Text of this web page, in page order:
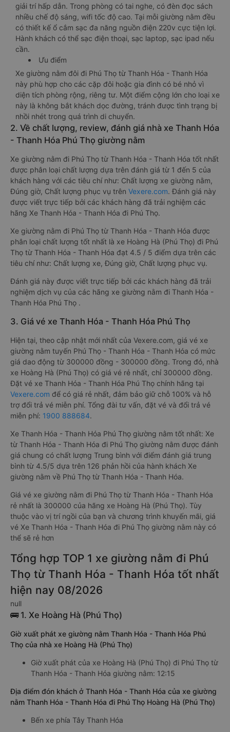
giải trí hấp dẫn. Trong phòng có tai nghe, có đèn đọc sách
nhiều chế độ sáng, wifi tốc độ cao. Tại mỗi giường nằm đều
có thiết kế ổ cắm sạc đa năng nguồn điện 220v cực tiện lợi.
Hành khách có thể sạc điện thoại, sạc laptop, sạc ipad nếu
cần.
Ưu điểm
Xe giường nằm đôi đi Phú Thọ từ Thanh Hóa - Thanh Hóa
này phù hợp cho các cặp đôi hoặc gia đình có bé nhỏ vì
diện tích phòng rộng, riêng tư. Một điểm cộng lớn cho loại xe
này là không bắt khách dọc đường, tránh được tình trạng bị
nhồi nhét trong quá trình di chuyển.
2. Về chất lượng, review, đánh giá nhà xe Thanh Hóa
- Thanh Hóa Phú Thọ giường nằm
Xe giường nằm đi Phú Thọ từ Thanh Hóa - Thanh Hóa tốt nhất
được phân loại chất lượng dựa trên đánh giá từ 1 đến 5 của
khách hàng với các tiêu chí như: Chất lượng xe giường nằm,
Đúng giờ, Chất lượng phục vụ trên Vexere.com. Đánh giá này
được viết trực tiếp bởi các khách hàng đã trải nghiệm các
hãng Xe Thanh Hóa - Thanh Hóa đi Phú Thọ.
Xe giường nằm đi Phú Thọ từ Thanh Hóa - Thanh Hóa được
phân loại chất lượng tốt nhất là xe Hoàng Hà (Phú Thọ) đi Phú
Thọ từ Thanh Hóa - Thanh Hóa đạt 4.5 / 5 điểm dựa trên các
tiêu chí như: Chất lượng xe, Đúng giờ, Chất lượng phục vụ.
Đánh giá này được viết trực tiếp bởi các khách hàng đã trải
nghiệm dịch vụ của các hãng xe giường nằm đi Thanh Hóa -
Thanh Hóa Phú Thọ .
3. Giá vé xe Thanh Hóa - Thanh Hóa Phú Thọ
Hiện tại, theo cập nhật mới nhất của Vexere.com, giá vé xe
giường nằm tuyến Phú Thọ - Thanh Hóa - Thanh Hóa có mức
giá dao động từ 300000 đồng - 300000 đồng. Trong đó, nhà
xe Hoàng Hà (Phú Thọ) có giá vé rẻ nhất, chỉ 300000 đồng.
Đặt vé xe Thanh Hóa - Thanh Hóa Phú Thọ chính hãng tại
Vexere.com để có giá rẻ nhất, đảm bảo giữ chỗ 100% và hỗ
trợ đổi trả vé miễn phí. Tổng đài tư vấn, đặt vé và đổi trả vé
miễn phí: 1900 888684.
Xe Thanh Hóa - Thanh Hóa Phú Thọ giường nằm tốt nhất: Xe
từ Thanh Hóa - Thanh Hóa đi Phú Thọ giường nằm được đánh
giá chung có chất lượng Trung bình với điểm đánh giá trung
bình từ 4.5/5 dựa trên 126 phản hồi của hành khách Xe
giường nằm về Phú Thọ từ Thanh Hóa - Thanh Hóa.
Giá vé xe giường nằm đi Phú Thọ từ Thanh Hóa - Thanh Hóa
rẻ nhất là 300000 của hãng xe Hoàng Hà (Phú Thọ). Tùy
thuộc vào vị trí ngồi của bạn và chương trình khuyến mãi, giá
vé Xe Thanh Hóa - Thanh Hóa đi Phú Thọ giường nằm này có
thể sẽ rẻ hơn
Tổng hợp TOP 1 xe giường nằm đi Phú
Thọ từ Thanh Hóa - Thanh Hóa tốt nhất
hiện nay 08/2026
null
🚌 1. Xe Hoàng Hà (Phú Thọ)
Giờ xuất phát xe giường nằm Thanh Hóa - Thanh Hóa Phú
Thọ của nhà xe Hoàng Hà (Phú Thọ)
Giờ xuất phát của xe Hoàng Hà (Phú Thọ) đi Phú Thọ từ
Thanh Hóa - Thanh Hóa giường nằm: 12:15
Địa điểm đón khách ở Thanh Hóa - Thanh Hóa của xe giường
nằm Thanh Hóa - Thanh Hóa đi Phú Thọ Hoàng Hà (Phú Thọ)
Bến xe phía Tây Thanh Hóa